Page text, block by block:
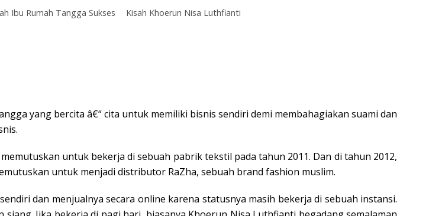
Ibu Rumah Tangga Sukses Kisah Khoerun Nisa Luthfianti
yang bercita â€“ cita untuk memiliki bisnis sendiri demi membahagiakan suami dan
untuk bekerja di sebuah pabrik tekstil pada tahun 2011. Dan di tahun 2012,
untuk menjadi distributor RaZha, sebuah brand fashion muslim.
dan menjualnya secara online karena statusnya masih bekerja di sebuah instansi.